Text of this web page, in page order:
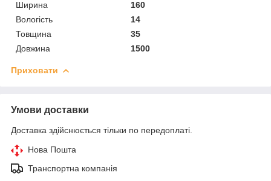
Ширина
160
Вологість
14
Товщина
35
Довжина
1500
Приховати
Умови доставки
Доставка здійснюється тільки по передоплаті.
Нова Пошта
Транспортна компанія